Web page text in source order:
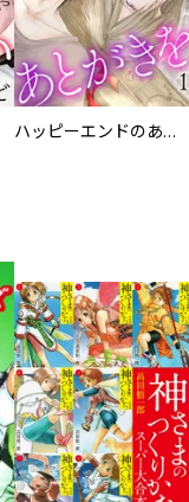
ハッピーエンドのあとがきを